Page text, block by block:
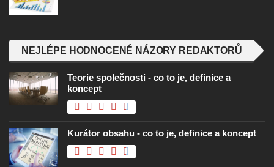
NEJLÉPE HODNOCENÉ NÁZORY REDAKTORŮ
Teorie společnosti - co to je, definice a
koncept
Kurátor obsahu - co to je, definice a koncept